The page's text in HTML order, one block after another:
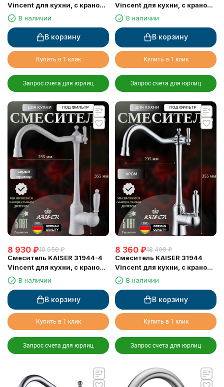
Vincent для кухни, с краном
для питьевой воды, серебро
В наличии
В корзину
Купить в 1 клик
Запрос счета для юрлиц
Vincent для кухни, с краном
для питьевой воды, черный
мрамор
В наличии
В корзину
Купить в 1 клик
Запрос счета для юрлиц
8 930 ₽19 650 ₽
Смеситель KAISER 31944-4
Vincent для кухни, с краном
для питьевой воды, серый
мрамор
В наличии
В корзину
Купить в 1 клик
Запрос счета для юрлиц
8 360 ₽18 400 ₽
Смеситель KAISER 31944
Vincent для кухни, с краном
для питьевой воды, хром
В наличии
В корзину
Купить в 1 клик
Запрос счета для юрлиц